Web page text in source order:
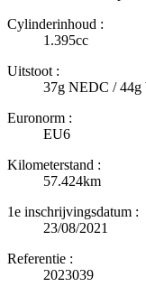
Cylinderinhoud :
1.395cc
Uitstoot :
37g NEDC / 44g
Euronorm :
EU6
Kilometerstand :
57.424km
1e inschrijvingsdatum :
23/08/2021
Referentie :
2023039